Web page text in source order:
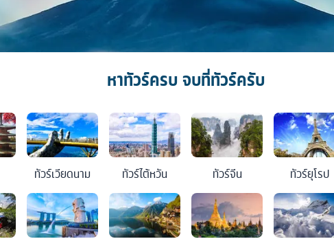
หาทัวร์ครบ จบที่ทัวร์ครับ
ทัวร์เวียดนาม ทัวร์ไต้หวัน ทัวร์จีน ทัวร์ยุโรป